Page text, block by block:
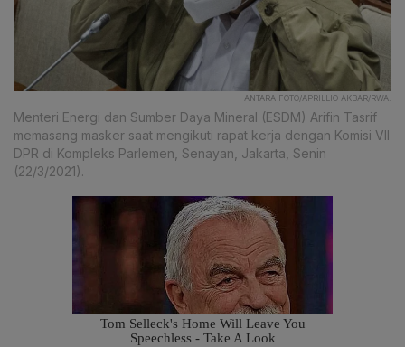
ANTARA FOTO/APRILLIO AKBAR/RWA.
Menteri Energi dan Sumber Daya Mineral (ESDM) Arifin Tasrif
memasang masker saat mengikuti rapat kerja dengan Komisi VII
DPR di Kompleks Parlemen, Senayan, Jakarta, Senin
(22/3/2021).